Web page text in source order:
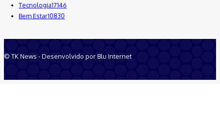
Tecnologia17146
Bem Estar10830
© TK News - Desenvolvido por Blu Internet